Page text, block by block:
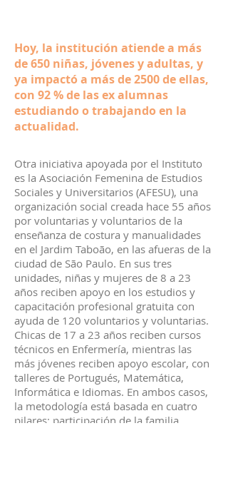
Hoy, la institución atiende a más
de 650 niñas, jóvenes y adultas, y
ya impactó a más de 2500 de ellas,
con 92 % de las ex alumnas
estudiando o trabajando en la
actualidad.
Otra iniciativa apoyada por el Instituto
es la Asociación Femenina de Estudios
Sociales y Universitarios (AFESU), una
organización social creada hace 55 años
por voluntarias y voluntarios de la
enseñanza de costura y manualidades
en el Jardim Taboão, en las afueras de la
ciudad de São Paulo. En sus tres
unidades, niñas y mujeres de 8 a 23
años reciben apoyo en los estudios y
capacitación profesional gratuita con
ayuda de 120 voluntarios y voluntarias.
Chicas de 17 a 23 años reciben cursos
técnicos en Enfermería, mientras las
más jóvenes reciben apoyo escolar, con
talleres de Portugués, Matemática,
Informática e Idiomas. En ambos casos,
la metodología está basada en cuatro
pilares: participación de la familia,